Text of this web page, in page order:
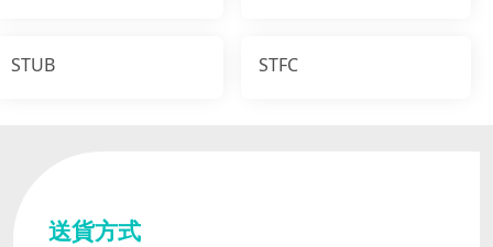
STUB STFC
送貨方式